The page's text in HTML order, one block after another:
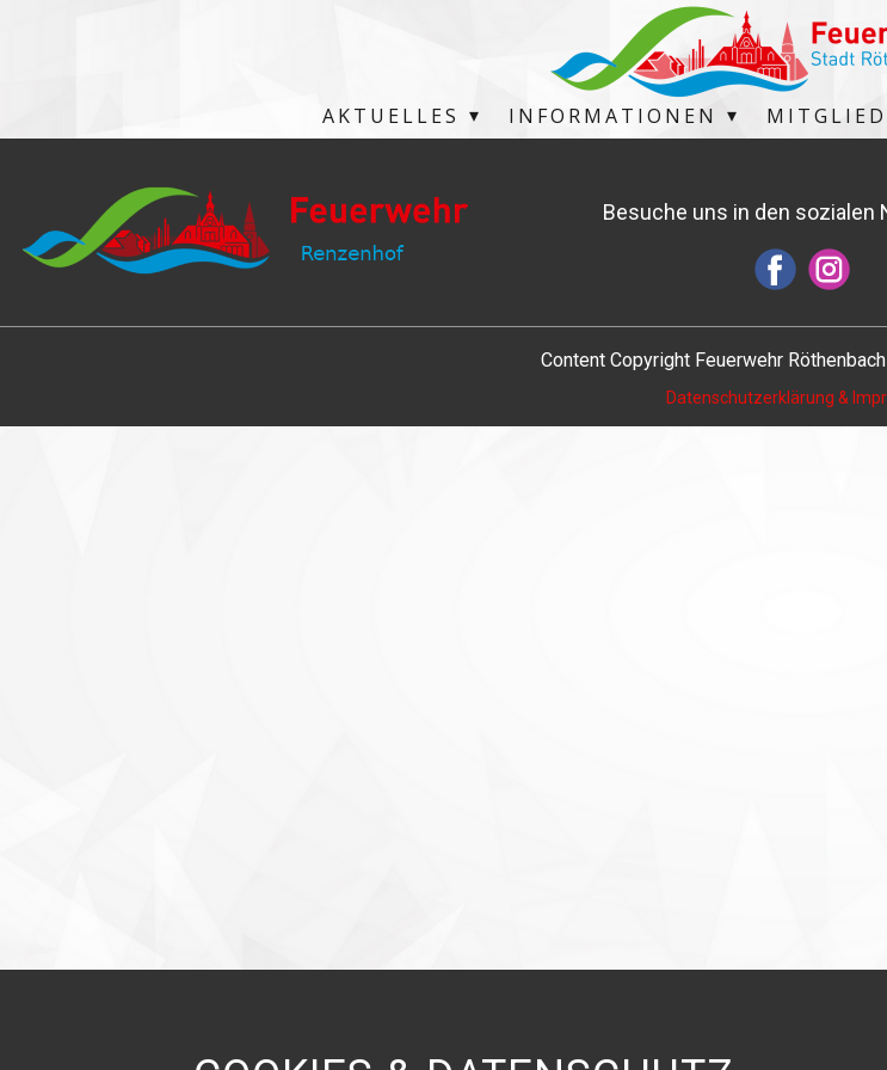
AKTUELLES INFORMATIONEN
Besuche uns in den sozialen
Content Copyright Feuerwehr
Datenschutzerklärung &